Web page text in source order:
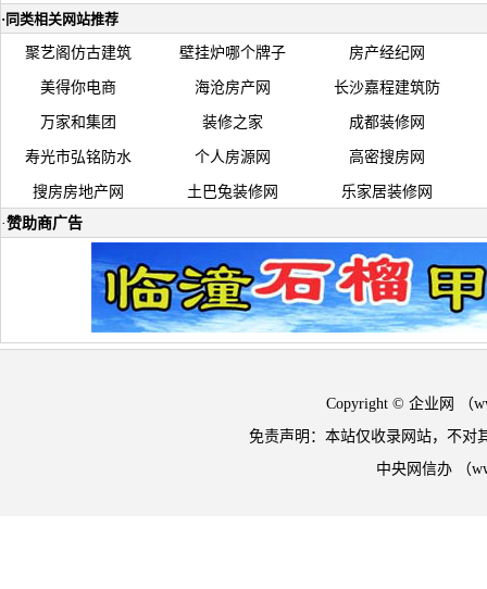
· 同类相关网站推荐
聚艺阁仿古建筑 壁挂炉哪个牌子 房产经纪网
美得你电商 海沧房产网 长沙嘉程建筑防
万家和集团 装修之家 成都装修网
寿光市弘铭防水 个人房源网 高密搜房网
搜房房地产网 土巴兔装修网
乐家居装修网
·赞助商广告
Copyright © 企业网 （
免责声明：本站仅收录网站，不对
中央网信办 （